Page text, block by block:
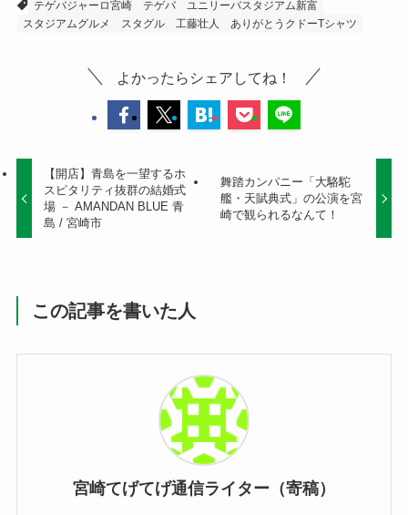
テゲバジャーロ宮崎 テゲバ
ユニリーバスタジアム新富
スタジアムグルメ
スタグル 工藤壮人 ありがとうクドーTシャツ
よかったらシェアしてね！
【開店】青島を一望するホ
スピタリティ抜群の結婚式
場 － AMANDAN BLUE 青
島 / 宮崎市
舞踏カンパニー「大駱駝
艦・天賦典式」の公演を宮
崎で観られるなんて！
この記事を書いた人
宮崎てげてげ通信ライター（寄稿）